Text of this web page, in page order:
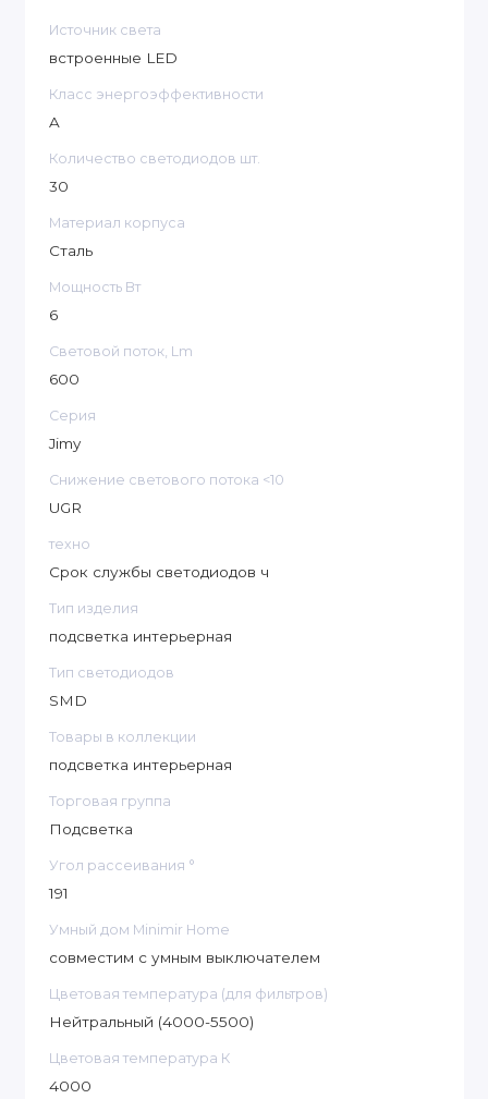
Источник света
встроенные LED
Класс энергоэффективности
A
Количество светодиодов шт.
30
Материал корпуса
Сталь
Мощность Вт
6
Световой поток, Lm
600
Серия
Jimy
Снижение светового потока <10
UGR
техно
Срок службы светодиодов ч
Тип изделия
подсветка интерьерная
Тип светодиодов
SMD
Товары в коллекции
подсветка интерьерная
Торговая группа
Подсветка
Угол рассеивания °
191
Умный дом Minimir Home
совместим с умным выключателем
Цветовая температура (для фильтров)
Нейтральный (4000-5500)
Цветовая температура К
4000